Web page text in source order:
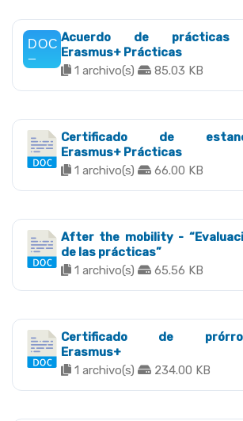
Acuerdo de
Erasmus+ Prácticas
1 archivo(s)
85.03 KB
Certificado de
Erasmus+ Prácticas
1 archivo(s)
66.00 KB
After the mobility -
de las prácticas”
1 archivo(s)
65.56 KB
Certificado de
Erasmus+
1 archivo(s)
234.00 KB